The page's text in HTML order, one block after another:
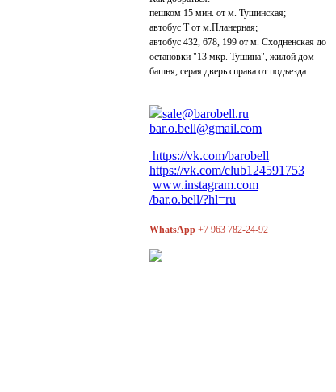
пешком 15 мин. от м. Тушинская;
автобус Т от м.Планерная;
автобус 432, 678, 199 от м. Сходненская до
остановки "13 мкр. Тушина", жилой дом
башня, серая дверь справа от подъезда.
sale@barobell.ru
bar.o.bell@gmail.com
https://vk.com/barobell
https://vk.com/club124591753
www.instagram.com
/bar.o.bell/?hl=ru
WhatsApp +7 963 782-24-92